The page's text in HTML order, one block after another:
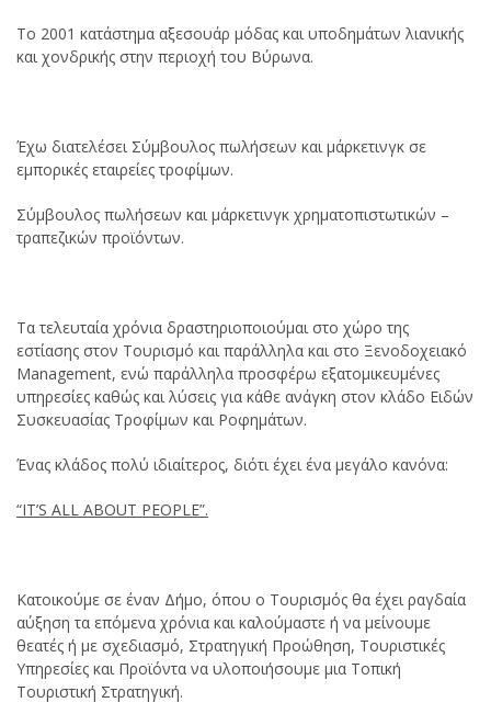
Το 2001 κατάστημα αξεσουάρ μόδας και υποδημάτων λιανικής
και χονδρικής στην περιοχή του Βύρωνα.
Έχω διατελέσει Σύμβουλος πωλήσεων και μάρκετινγκ σε
εμπορικές εταιρείες τροφίμων.
Σύμβουλος πωλήσεων και μάρκετινγκ χρηματοπιστωτικών –
τραπεζικών προϊόντων.
Τα τελευταία χρόνια δραστηριοποιούμαι στο χώρο της
εστίασης στον Τουρισμό και παράλληλα και στο Ξενοδοχειακό
Management, ενώ παράλληλα προσφέρω εξατομικευμένες
υπηρεσίες καθώς και λύσεις για κάθε ανάγκη στον κλάδο Ειδών
Συσκευασίας Τροφίμων και Ροφημάτων.
Ένας κλάδος πολύ ιδιαίτερος, διότι έχει ένα μεγάλο κανόνα:
“IT’S ALL ABOUT PEOPLE”.
Κατοικούμε σε έναν Δήμο, όπου ο Τουρισμός θα έχει ραγδαία
αύξηση τα επόμενα χρόνια και καλούμαστε ή να μείνουμε
θεατές ή με σχεδιασμό, Στρατηγική Προώθηση, Τουριστικές
Υπηρεσίες και Προϊόντα να υλοποιήσουμε μια Τοπική
Τουριστική Στρατηγική.